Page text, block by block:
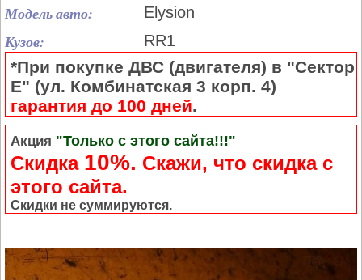
Модель авто: Elysion
Кузов: RR1
*При покупке ДВС (двигателя) в "Сектор
Е" (ул. Комбинатская 3 корп. 4)
гарантия до 100 дней.
Акция "Только с этого сайта!!!"
Скидка 10%. Cкажи, что скидка с
этого сайта.
Скидки не суммируются.